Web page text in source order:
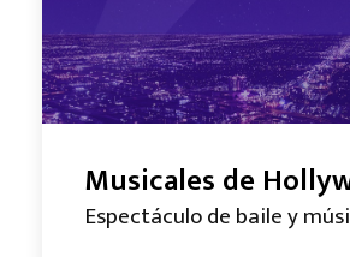
Musicales de
Espectáculo de baile y